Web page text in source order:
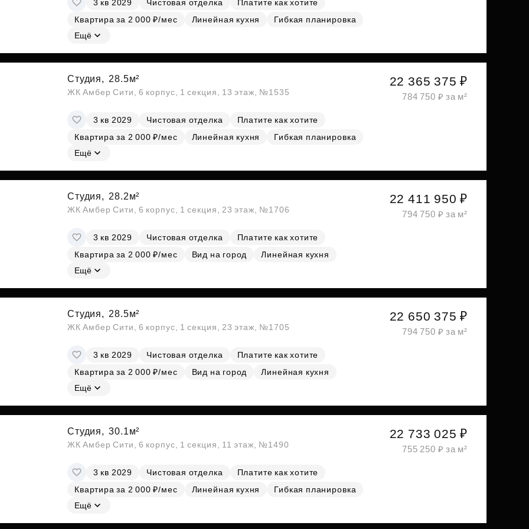
Субсидии
3 кв 2029 Чистовая отделка
Платите как хотите
Квартира за 2 000 ₽/мес
Линейная кухня
Гибкая планировка
Ещё
Студия, 28.5м²
ЖК Амбер Сити, 6 корпус, 1 секция, 13 этаж, №1535
3 кв 2029 Чистовая отделка
Платите как хотите
Квартира за 2 000 ₽/мес
Линейная кухня
Гибкая планировка
Ещё
22 365 375 ₽
784 750 ₽ за м²
Студия, 28.2м²
ЖК Амбер Сити, 6 корпус, 1 секция, 23 этаж, №1706
3 кв 2029 Чистовая отделка
Платите как хотите
Квартира за 2 000 ₽/мес
Вид на город
Линейная кухня
Ещё
22 411 950 ₽
794 750 ₽ за м²
Студия, 28.5м²
ЖК Амбер Сити, 6 корпус, 1 секция, 23 этаж, №1705
3 кв 2029 Чистовая отделка
Платите как хотите
Квартира за 2 000 ₽/мес
Вид на город
Линейная кухня
Ещё
22 650 375 ₽
794 750 ₽ за м²
Студия, 30.1м²
ЖК Амбер Сити, 6 корпус, 1 секция, 11 этаж, №1490
3 кв 2029 Чистовая отделка
Платите как хотите
Квартира за 2 000 ₽/мес
Линейная кухня
Гибкая планировка
Ещё
22 733 025 ₽
755 250 ₽ за м²